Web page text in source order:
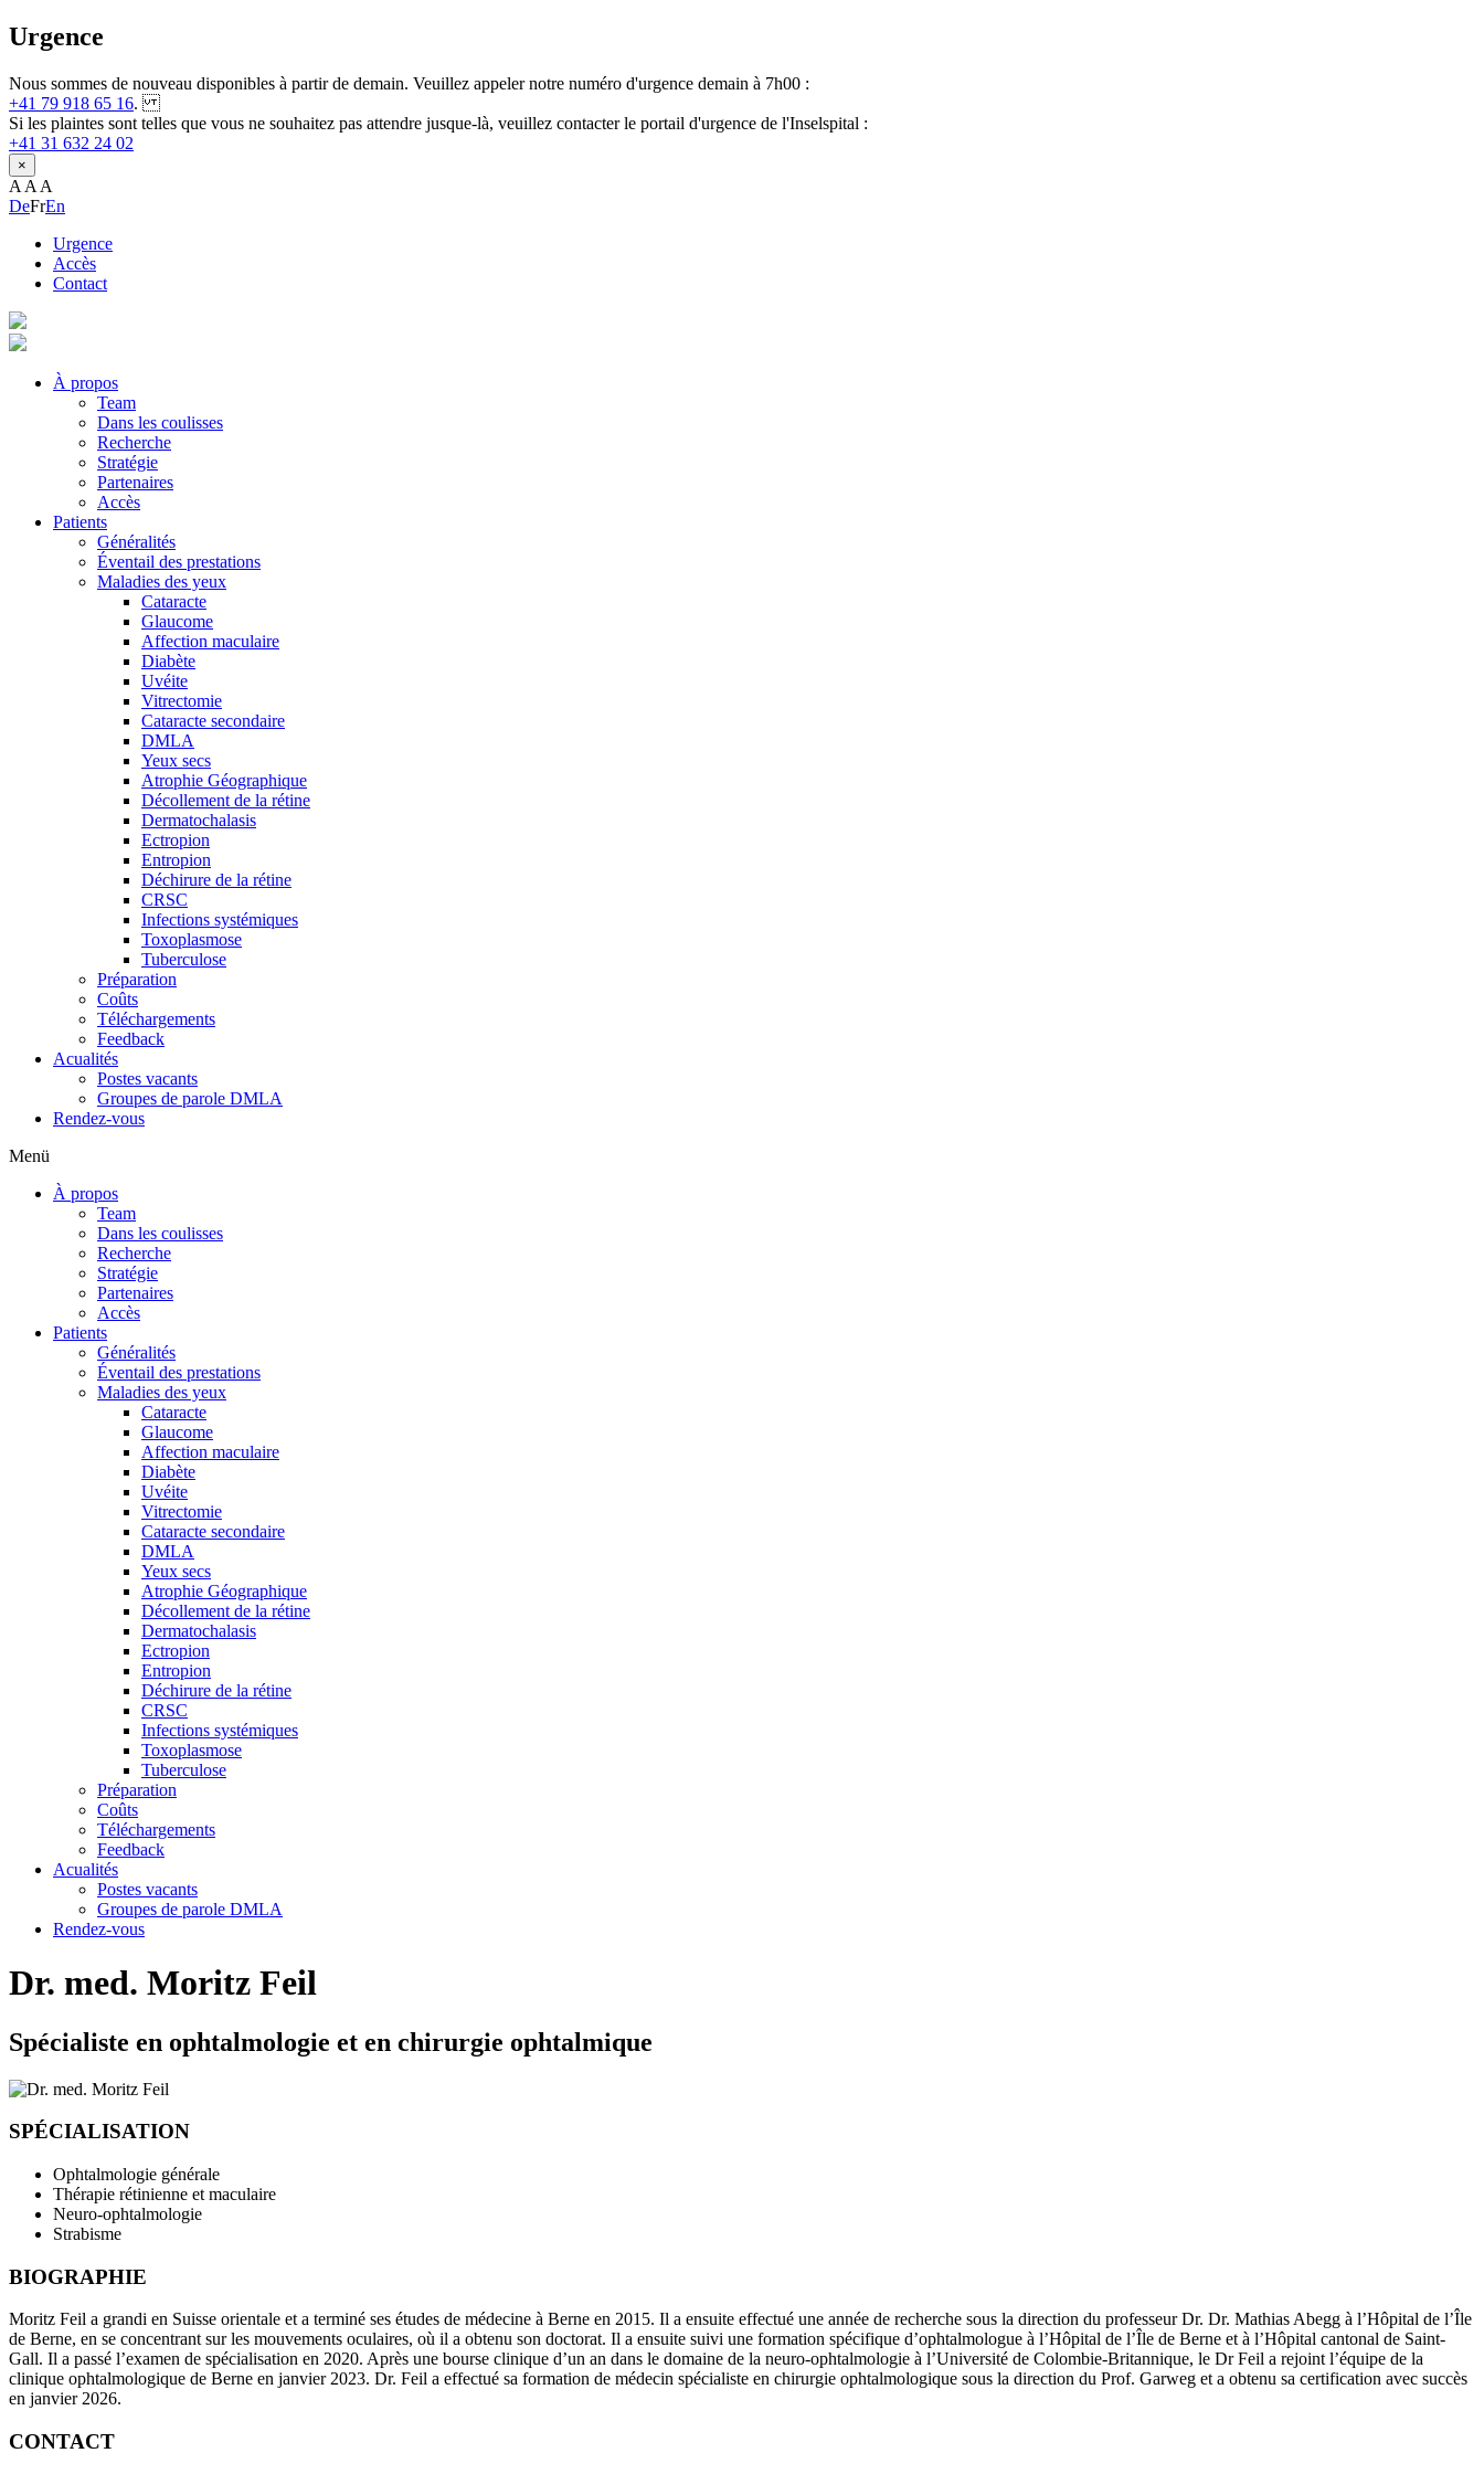
Urgence
Nous sommes de nouveau disponibles à partir de demain. Veuillez appeler notre numéro d'urgence demain à 7h00 :
+41 79 918 65 16.
Si les plaintes sont telles que vous ne souhaitez pas attendre jusque-là, veuillez contacter le portail d'urgence de l'Inselspital :
+41 31 632 24 02
×
A A A
DeFrEn
Urgence
Accès
Contact
À propos
Team
Dans les coulisses
Recherche
Stratégie
Partenaires
Accès
Patients
Généralités
Éventail des prestations
Maladies des yeux
Cataracte
Glaucome
Affection maculaire
Diabète
Uvéite
Vitrectomie
Cataracte secondaire
DMLA
Yeux secs
Atrophie Géographique
Décollement de la rétine
Dermatochalasis
Ectropion
Entropion
Déchirure de la rétine
CRSC
Infections systémiques
Toxoplasmose
Tuberculose
Préparation
Coûts
Téléchargements
Feedback
Acualités
Postes vacants
Groupes de parole DMLA
Rendez-vous
Menü
À propos
Team
Dans les coulisses
Recherche
Stratégie
Partenaires
Accès
Patients
Généralités
Éventail des prestations
Maladies des yeux
Cataracte
Glaucome
Affection maculaire
Diabète
Uvéite
Vitrectomie
Cataracte secondaire
DMLA
Yeux secs
Atrophie Géographique
Décollement de la rétine
Dermatochalasis
Ectropion
Entropion
Déchirure de la rétine
CRSC
Infections systémiques
Toxoplasmose
Tuberculose
Préparation
Coûts
Téléchargements
Feedback
Acualités
Postes vacants
Groupes de parole DMLA
Rendez-vous
Dr. med. Moritz Feil
Spécialiste en ophtalmologie et en chirurgie ophtalmique
SPÉCIALISATION
Ophtalmologie générale
Thérapie rétinienne et maculaire
Neuro-ophtalmologie
Strabisme
BIOGRAPHIE
Moritz Feil a grandi en Suisse orientale et a terminé ses études de médecine à Berne en 2015. Il a ensuite effectué une année de recherche sous la direction du professeur Dr. Dr. Mathias Abegg à l’Hôpital de l’Île
de Berne, en se concentrant sur les mouvements oculaires, où il a obtenu son doctorat. Il a ensuite suivi une formation spécifique d’ophtalmologue à l’Hôpital de l’Île de Berne et à l’Hôpital cantonal de Saint-
Gall. Il a passé l’examen de spécialisation en 2020. Après une bourse clinique d’un an dans le domaine de la neuro-ophtalmologie à l’Université de Colombie-Britannique, le Dr Feil a rejoint l’équipe de la
clinique ophtalmologique de Berne en janvier 2023. Dr. Feil a effectué sa formation de médecin spécialiste en chirurgie ophtalmologique sous la direction du Prof. Garweg et a obtenu sa certification avec succès
en janvier 2026.
CONTACT